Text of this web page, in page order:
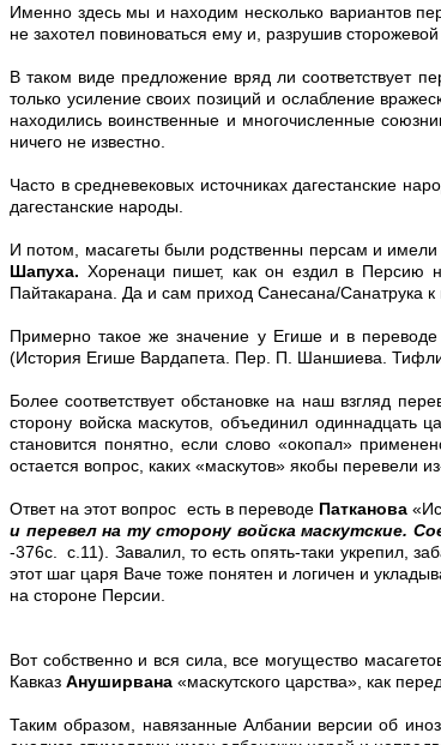
Именно здесь мы и находим несколько вариантов
не захотел повиноваться ему и, разрушив
В таком виде предложение вряд ли соответствует
только усиление своих позиций и ослабление
находились воинственные и многочисленные
ничего не известно.
Часто в средневековых источниках дагестанские
дагестанские народы.
И потом, масагеты были родственны персам и
Шапуха. Хоренаци пишет, как он ездил в Персию
Пайтакарана. Да и сам приход Санесана/Санатрука
Примерно такое же значение у Егише и в переводе
(История Егише Вардапета. Пер. П. Шаншиева.
Более соответствует обстановке на наш взгляд
сторону войска маскутов, объединил одиннадцать
становится понятно, если слово «окопал»
остается вопрос, каких «маскутов» якобы перевели
Ответ на этот вопрос есть в переводе Патканова
и перевел на ту сторону войска маскутские.
-376с. с.11). Завалил, то есть опять-таки укрепил,
этот шаг царя Ваче тоже понятен и логичен и
на стороне Персии.
Вот собственно и вся сила, все могущество
Кавказ Ануширвана «маскутского царства», как
Таким образом, навязанные Албании версии об